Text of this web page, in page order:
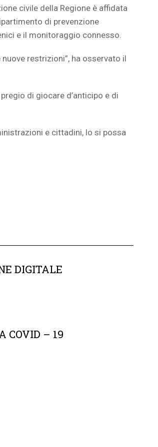
civile della Regione è affidata
di prevenzione
e il monitoraggio connesso.
restrizioni”, ha osservato il
di giocare d’anticipo e di
e cittadini, lo si possa
DIGITALE
COVID – 19